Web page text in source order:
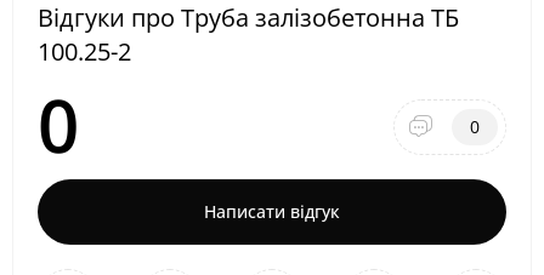
Відгуки про Труба залізобетонна ТБ
100.25-2
0 0
Написати відгук